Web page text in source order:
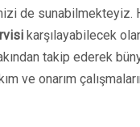
de sunabilmekteyiz.
karşılayabilecek
takip ederek
ve onarım